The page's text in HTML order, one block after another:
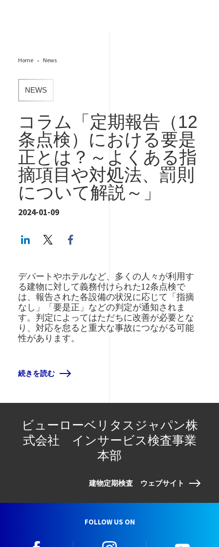
Home News
NEWS
コラム「定期報告（12
条点検）における要是
正とは？～よくある指
摘項目や対処法、罰則
について解説～」
2024-01-09
LinkedInTwitter
デパートやホテルなど、多くの人々が利用す
る建物に対して義務付けられた12条点検で
は、報告された各設備の状況に応じて「指摘
なし」「要是正」などの判定が通知されま
す。判定によってはただちに改善が必要とな
り、対応を怠ると重大な事故につながる可能
性があります。
続きを読む
ビューローベリタスジャパン株
式会社 インサービス検査事業
本部
建物定期検査 ウェブサイト
FOLLOW US ON